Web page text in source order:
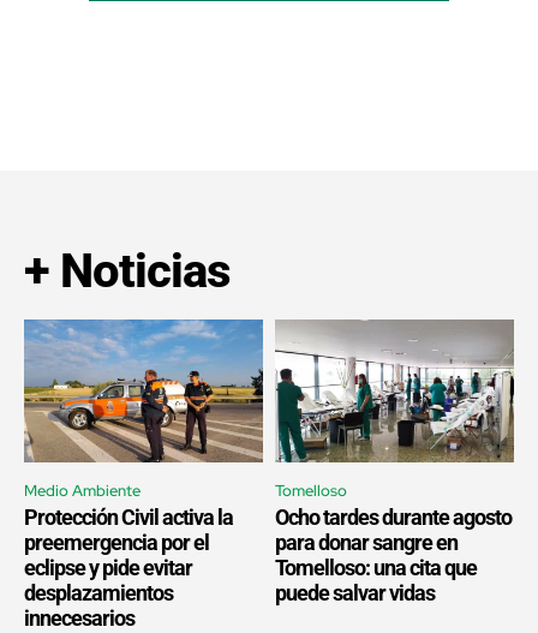
+ Noticias
Medio Ambiente
Protección Civil activa la
preemergencia por el
eclipse y pide evitar
desplazamientos
innecesarios
Tomelloso
Ocho tardes durante agosto
para donar sangre en
Tomelloso: una cita que
puede salvar vidas